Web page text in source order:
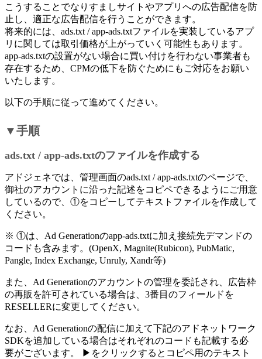
こうすることでなりすましサイトやアプリへの広告配信を防
止し、適正な広告配信を行うことができます。
将来的には、ads.txt / app-ads.txtファイルを実装しているアプ
リに関しては取引価格が上がっていく可能性もあります。
app-ads.txtの設置がない場合に買い付けを行わない事業者も
存在するため、CPMの低下を防ぐためにもご対応をお願い
いたします。
以下の手順に従って進めてください。
▼手順
ads.txt / app-ads.txtのファイルを作成する
アドジェネでは、管理画面のads.txt / app-ads.txtのページで、
御社のアカウントに沿った記述をコピペできるようにご用意
しているので、①をコピーしてテキストファイルを作成して
ください。
※ ①は、Ad Generationのapp-ads.txtに加え接続先デマンドの
コードも含みます。(OpenX, Magnite(Rubicon), PubMatic,
Pangle, Index Exchange, Unruly, Xandr等)
また、Ad Generationのアカウントの管理を委託され、広告枠
の再販を許可されている場合は、3番目のフィールドを
RESELLERに変更してください。
なお、Ad Generationの配信に加えて下記のアドネットワーク
SDKを追加している場合はそれぞれのコードも記載する必
要がございます。 ▶をクリックするとコピペ用のテキスト